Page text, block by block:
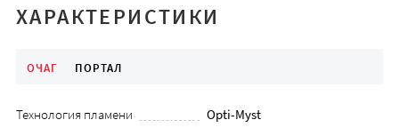
ХАРАКТЕРИСТИКИ
ОЧАГ ПОРТАЛ
Технология пламени
Opti-Myst